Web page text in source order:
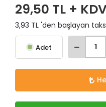
29,50 TL +
3,93 TL 'den başlayan
Adet